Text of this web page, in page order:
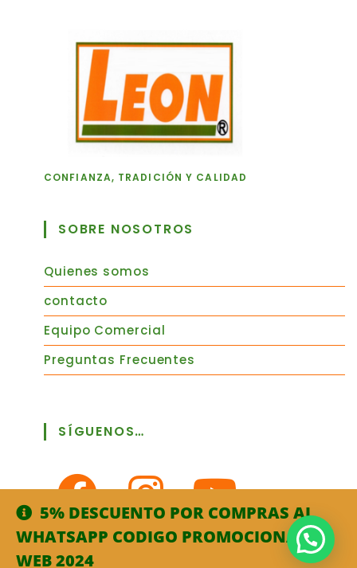
5% DESCUENTO POR COMPRAS AL
WHATSAPP CODIGO PROMOCIONAL :
WEB 2024
CONFIANZA, TRADICIÓN Y CALIDAD
SOBRE NOSOTROS
Quienes somos
contacto
Equipo Comercial
Preguntas Frecuentes
SÍGUENOS…